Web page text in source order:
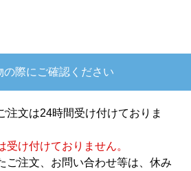
の際にご確認ください
注文は24時間受け付けておりま
け付けておりません。
ご注文、お問い合わせ等は、休み